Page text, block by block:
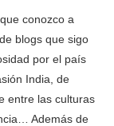
conozco a
blogs que sigo
por el país
India, de
entre las culturas
Además de